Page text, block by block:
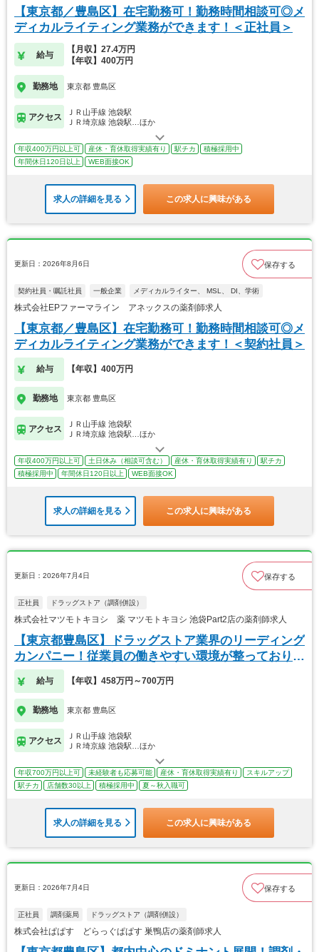
【東京都／豊島区】在宅勤務可！勤務時間相談可◎メ
ディカルライティング業務ができます！＜正社員＞
給与
【月収】27.4万円
【年収】400万円
勤務地 東京都 豊島区
アクセス
ＪＲ山手線 池袋駅
ＪＲ埼京線 池袋駅…ほか
年収400万円以上可 産休・育休取得実績有り 駅チカ
積極採用中
年間休日120日以上
WEB面接OK
求人の詳細を見る この求人に興味がある
更新日：2026年8月6日 保存する
契約社員・嘱託社員 一般企業 メディカルライター、 MSL、 DI、学術
株式会社EPファーマライン アネックスの薬剤師求人
【東京都／豊島区】在宅勤務可！勤務時間相談可◎メ
ディカルライティング業務ができます！＜契約社員＞
給与 【年収】400万円
勤務地 東京都 豊島区
アクセス
ＪＲ山手線 池袋駅
ＪＲ埼京線 池袋駅…ほか
年収400万円以上可 土日休み（相談可含む） 産休・育休取得実績有り
駅チカ
積極採用中
年間休日120日以上 WEB面接OK
求人の詳細を見る この求人に興味がある
更新日：2026年7月4日 保存する
正社員 ドラッグストア（調剤併設）
株式会社マツモトキヨシ 薬 マツモトキヨシ 池袋Part2店の薬剤師求人
【東京都豊島区】ドラッグストア業界のリーディング
カンパニー！従業員の働きやすい環境が整っておりま
す！
給与 【年収】458万円～700万円
勤務地 東京都 豊島区
アクセス
ＪＲ山手線 池袋駅
ＪＲ埼京線 池袋駅…ほか
年収700万円以上可 未経験者も応募可能 産休・育休取得実績有り
スキルアップ
駅チカ
店舗数30以上 積極採用中 夏～秋入職可
求人の詳細を見る この求人に興味がある
更新日：2026年7月4日 保存する
正社員 調剤薬局 ドラッグストア（調剤併設）
株式会社ぱぱす どらっぐぱぱす 巣鴨店の薬剤師求人